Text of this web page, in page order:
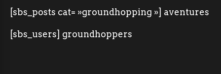
[sbs_posts cat= »groundhopping »] aventures
[sbs_users] groundhoppers